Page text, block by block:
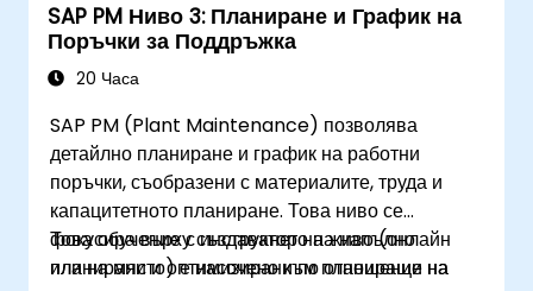
SAP PM Ниво 3: Планиране и График на
Поръчки за Поддръжка
20 Часа
SAP PM (Plant Maintenance) позволява
детайлно планиране и график на работни
поръчки, съобразени с материалите, труда и
капацитетното планиране. Това ниво се
фокусира върху създаването на напълно
планирани и оптимизирани по отношение на
Това обучение с инструктор на живо (онлайн
или на място) е насочено към планиращи на